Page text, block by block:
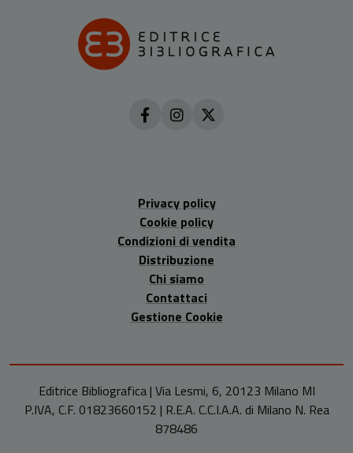
Privacy policy
Cookie policy
Condizioni di vendita
Distribuzione
Chi siamo
Contattaci
Gestione Cookie
Editrice Bibliografica | Via Lesmi, 6, 20123 Milano MI
P.IVA, C.F. 01823660152 | R.E.A. C.C.I.A.A. di Milano N. Rea
878486